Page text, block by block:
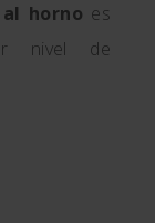
horno es
nivel de